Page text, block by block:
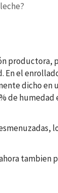
productora,
el
dicho
de
tambien